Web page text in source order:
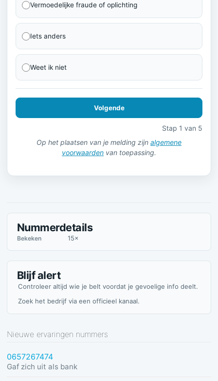
Vermoedelijke fraude of oplichting
Iets anders
Weet ik niet
Volgende
Stap 1 van 5
Op het plaatsen van je melding zijn algemene
voorwaarden van toepassing.
Nummerdetails
Bekeken 15×
Blijf alert
Controleer altijd wie je belt voordat je gevoelige info deelt.
Zoek het bedrijf via een officieel kanaal.
Nieuwe ervaringen nummers
0657267474
Gaf zich uit als bank